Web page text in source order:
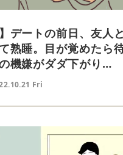
】デートの前日、友人
熟睡。目が覚めたら
機嫌がダダ下がり…
Fri